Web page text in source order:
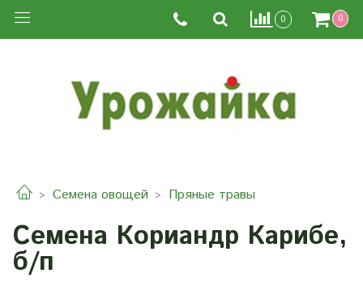
0 0
Семена овощей Пряные травы
Семена Кориандр Карибе,
б/п